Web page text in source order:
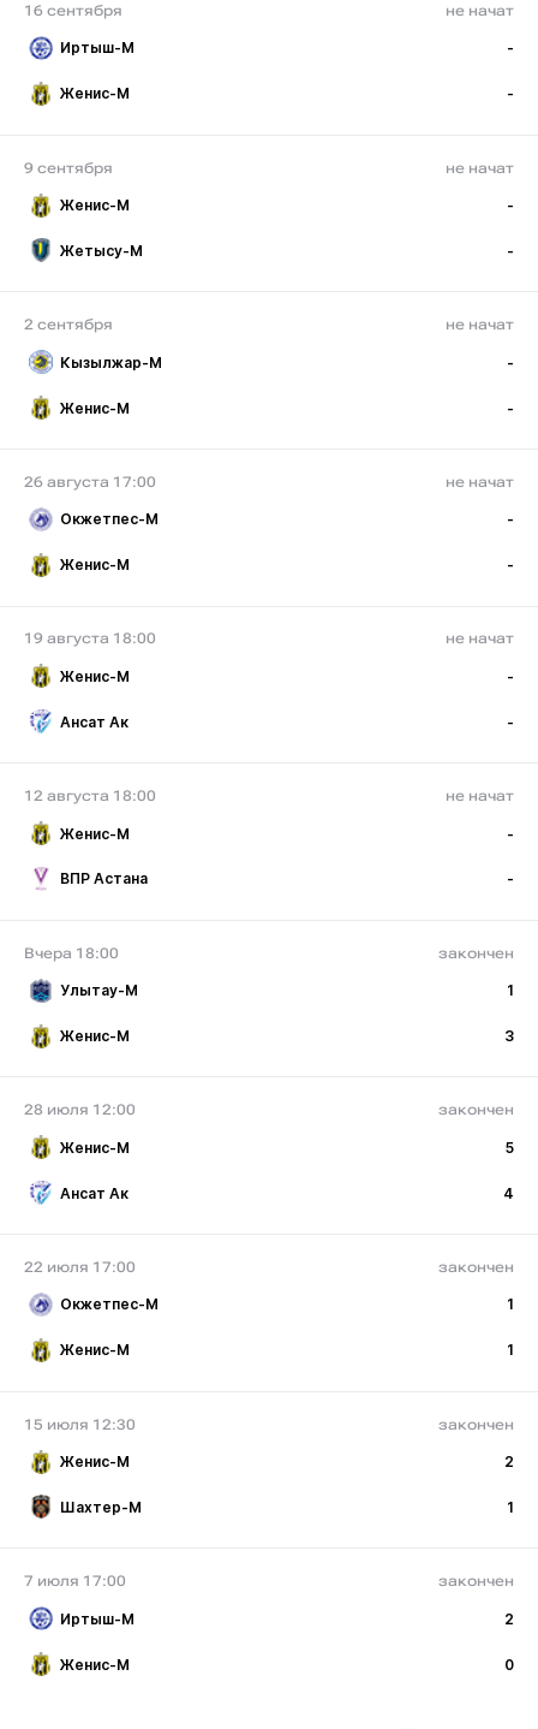
16 сентября не начат
Иртыш-М -
Женис-М -
9 сентября не начат
Женис-М -
Жетысу-М -
2 сентября не начат
Кызылжар-М -
Женис-М -
26 августа 17:00 не начат
Окжетпес-М -
Женис-М -
19 августа 18:00 не начат
Женис-М -
Ансат Ак -
12 августа 18:00 не начат
Женис-М -
ВПР Астана -
Вчера 18:00 закончен
Улытау-М 1
Женис-М 3
28 июля 12:00 закончен
Женис-М 5
Ансат Ак 4
22 июля 17:00 закончен
Окжетпес-М 1
Женис-М 1
15 июля 12:30 закончен
Женис-М 2
Шахтер-М 1
7 июля 17:00 закончен
Иртыш-М 2
Женис-М 0